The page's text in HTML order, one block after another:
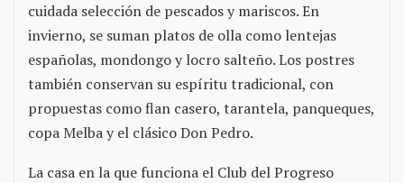
cuidada selección de pescados y mariscos. En
invierno, se suman platos de olla como lentejas
españolas, mondongo y locro salteño. Los postres
también conservan su espíritu tradicional, con
propuestas como flan casero, tarantela, panqueques,
copa Melba y el clásico Don Pedro.
La casa en la que funciona el Club del Progreso